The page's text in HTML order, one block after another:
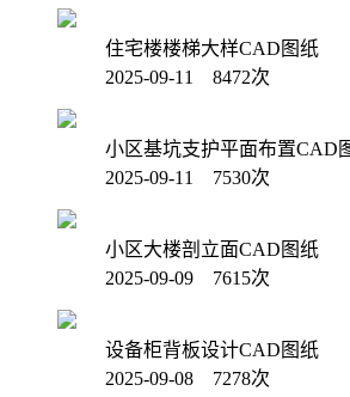
住宅楼楼梯大样CAD图纸
2025-09-11 8472次
小区基坑支护平面布置CAD
2025-09-11 7530次
小区大楼剖立面CAD图纸
2025-09-09 7615次
设备柜背板设计CAD图纸
2025-09-08 7278次